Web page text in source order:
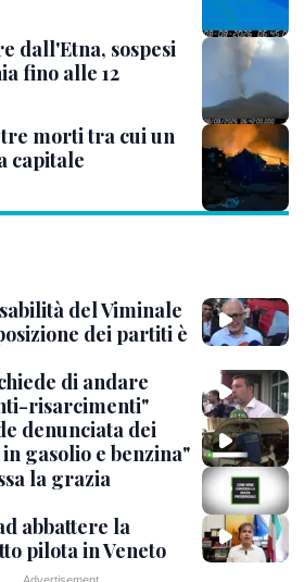
dall'Etna, sospesi
fino alle 12
tre morti tra cui un
capitale
del Viminale
dei partiti è
di andare
risarcimenti"
denunciata dei
gasolio e benzina"
la grazia
abbattere la
pilota in Veneto